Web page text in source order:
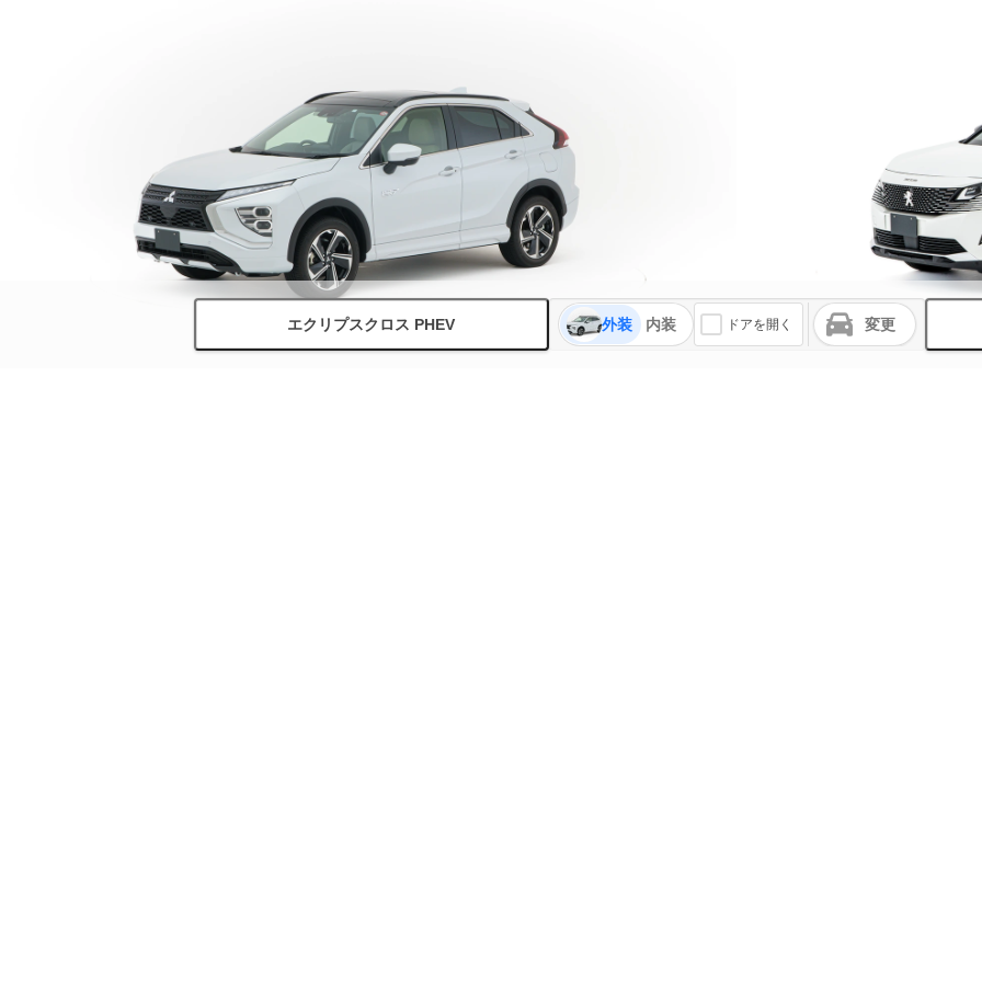
エクリプスクロス PHEV 外装 内装 ドアを開く 変更